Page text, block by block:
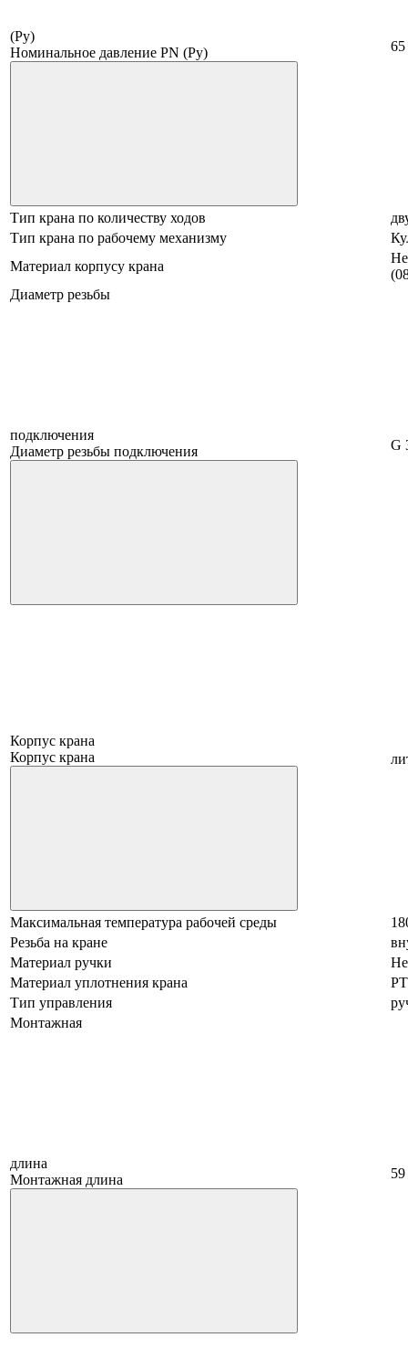
(Ру)
Номинальное давление PN (Ру)
65
Тип крана по количеству ходов
Тип крана по рабочему механизму
Материал корпусу крана
Диаметр резьбы
подключения
Диаметр резьбы подключения
G
Корпус крана
Корпус крана
Максимальная температура рабочей среды
Резьба на кране
Материал ручки
Материал уплотнения крана
Тип управления
Монтажная
длина
Монтажная длина
59